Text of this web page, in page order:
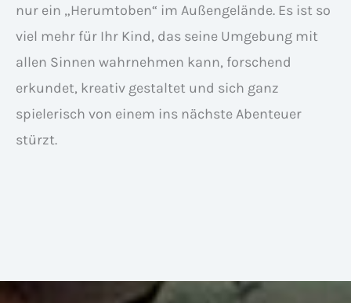
nur ein „Herumtoben“ im Außengelände. Es ist so
viel mehr für Ihr Kind, das seine Umgebung mit
allen Sinnen wahrnehmen kann, forschend
erkundet, kreativ gestaltet und sich ganz
spielerisch von einem ins nächste Abenteuer
stürzt.